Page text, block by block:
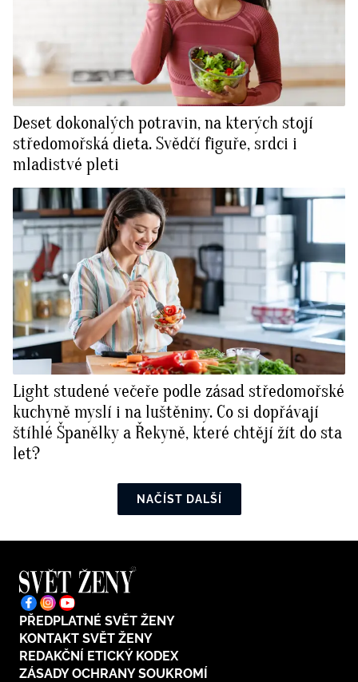
Deset dokonalých potravin, na kterých stojí
středomořská dieta. Svědčí figuře, srdci i
mladistvé pleti
Light studené večeře podle zásad středomořské
kuchyně myslí i na luštěniny. Co si dopřávají
štíhlé Španělky a Řekyně, které chtějí žít do sta
let?
NAČÍST DALŠÍ
PŘEDPLATNÉ SVĚT ŽENY
KONTAKT SVĚT ŽENY
REDAKČNÍ ETICKÝ KODEX
ZÁSADY OCHRANY SOUKROMÍ